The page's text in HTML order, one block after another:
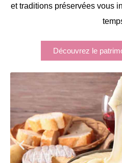
et traditions préservées vous
Découvrez le